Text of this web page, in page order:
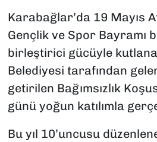
Karabağlar’da 19 Mayıs
Gençlik ve Spor Bayramı
birleştirici gücüyle
Belediyesi tarafından
getirilen Bağımsızlık
günü yoğun katılımla
Bu yıl 10’uncusu